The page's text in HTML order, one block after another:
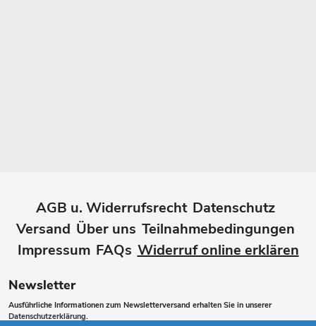
AGB u. Widerrufsrecht Datenschutz
Versand Über uns Teilnahmebedingungen
Impressum FAQs Widerruf online erklären
Newsletter
Ausführliche Informationen zum Newsletterversand erhalten Sie in unserer
Datenschutzerklärung.